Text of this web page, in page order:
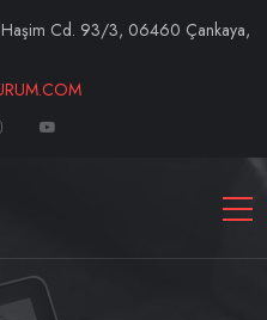
Haşim Cd. 93/3, 06460 Çankaya,